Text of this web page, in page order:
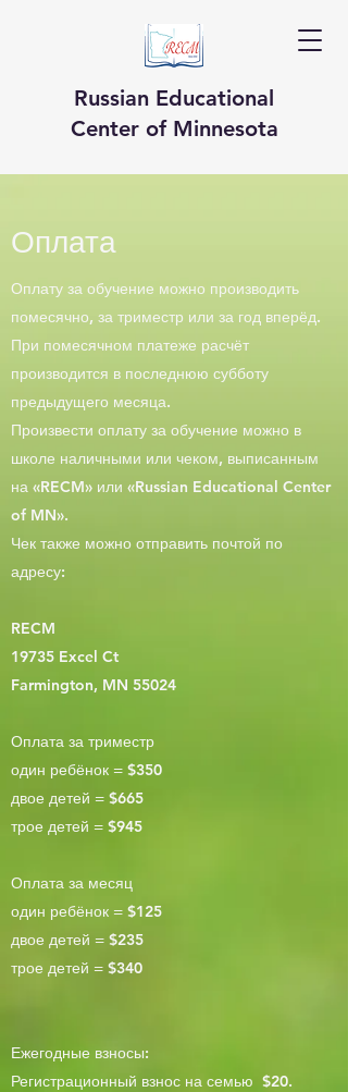
Russian Educational
Center of Minnesota
Оплата
Оплату за обучение можно производить
помесячно, за триместр или за год вперёд.
При помесячном платеже расчёт
производится в последнюю субботу
предыдущего месяца.
Произвести оплату за обучение можно в
школе наличными или чеком, выписанным
на «RECM» или «Russian Educational Center
of MN».
Чек также можно отправить почтой по
адресу:
RECM
19735 Excel Ct
Farmington, MN 55024
Оплата за триместр
один ребёнок = $350
двое детей = $665
трое детей = $945
Оплата за месяц
один ребёнок = $125
двое детей = $235
трое детей = $340
Ежегодные взносы:
Регистрационный взнос на семью $20.